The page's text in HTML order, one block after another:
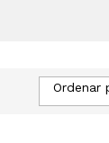
Ordenar